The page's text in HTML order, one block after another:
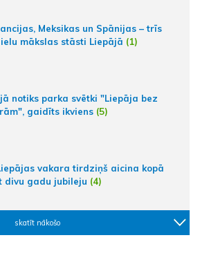
Meksikas un Spānijas – trīs
mākslas stāsti Liepājā (1)
notiks parka svētki "Liepāja bez
gaidīts ikviens (5)
vakara tirdziņš aicina kopā
divu gadu jubileju (4)
skatīt nākošo